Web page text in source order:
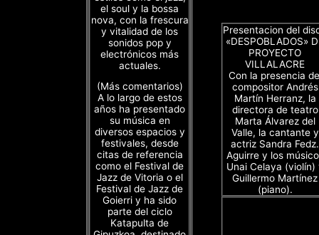
el soul y la bossa
nova, con la frescura
y vitalidad de los
sonidos pop y
electrónicos más
actuales.
(Más comentarios)
A lo largo de estos
años ha presentado
su música en
diversos espacios y
festivales, desde
citas de referencia
como el Festival de
Jazz de Vitoria o el
Festival de Jazz de
Goierri y ha sido
parte del ciclo
Katapulta de
Presentacion del
«DESPOBLADOS»
PROYECTO
VILLALACRE
Con la presencia
compositor Andrés
Martín Herranz, la
directora de teatro
Marta Álvarez del
Valle, la cantante y
actriz Sandra Fedz.
Aguirre y los
Unai Celaya (violín)
Guillermo Martínez
(piano).